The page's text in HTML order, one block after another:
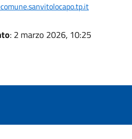
: 2 marzo 2026, 10:25